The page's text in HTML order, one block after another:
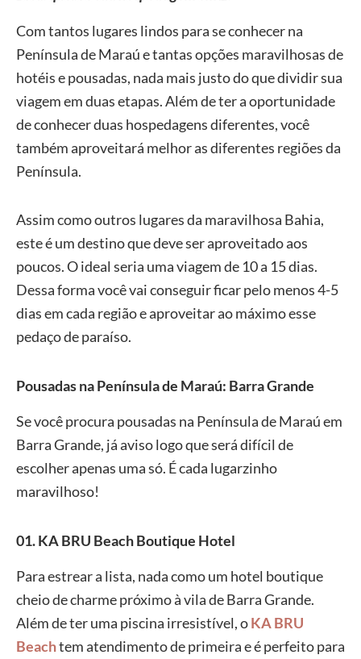
Com tantos lugares lindos para se conhecer na
Península de Maraú e tantas opções maravilhosas de
hotéis e pousadas, nada mais justo do que dividir sua
viagem em duas etapas. Além de ter a oportunidade
de conhecer duas hospedagens diferentes, você
também aproveitará melhor as diferentes regiões da
Península.
Assim como outros lugares da maravilhosa Bahia,
este é um destino que deve ser aproveitado aos
poucos. O ideal seria uma viagem de 10 a 15 dias.
Dessa forma você vai conseguir ficar pelo menos 4-5
dias em cada região e aproveitar ao máximo esse
pedaço de paraíso.
Pousadas na Península de Maraú: Barra Grande
Se você procura pousadas na Península de Maraú em
Barra Grande, já aviso logo que será difícil de
escolher apenas uma só. É cada lugarzinho
maravilhoso!
01. KA BRU Beach Boutique Hotel
Para estrear a lista, nada como um hotel boutique
cheio de charme próximo à vila de Barra Grande.
Além de ter uma piscina irresistível, oKA BRU
Beachtem atendimento de primeira e é perfeito para